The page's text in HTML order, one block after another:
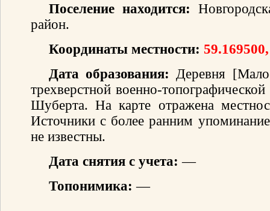
Поселение находится:
район.
Координаты местности:
Дата образования: Деревня
трехверстной военно-
Шуберта. На карте отражена
Источники с более ранним
не известны.
Дата снятия с учета: —
Топонимика: —